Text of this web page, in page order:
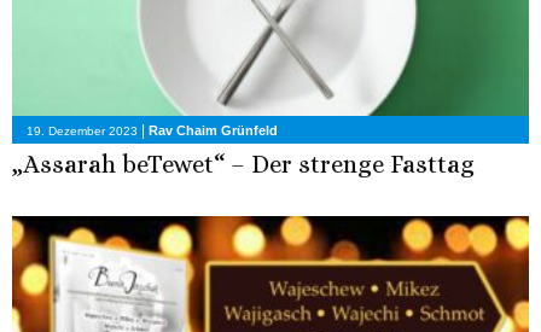
19. Dezember 2023 Rav Chaim Grünfeld
„Assarah beTewet“ – Der strenge Fasttag